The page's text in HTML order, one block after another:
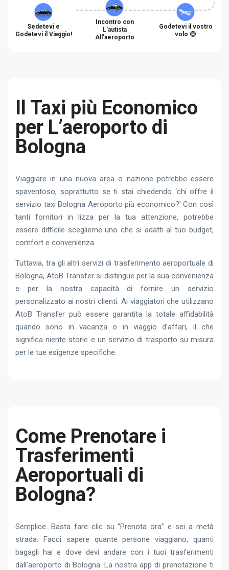
Sedetevi e
Godetevi il Viaggio!
Incontro con
L'autista
All'aeroporto
Godetevi il vostro
volo 😊
Il Taxi più Economico
per L’aeroporto di
Bologna
Viaggiare in una nuova area o nazione potrebbe essere
spaventoso, soprattutto se ti stai chiedendo ‘chi offre il
servizio taxi Bologna Aeroporto più economico?’ Con così
tanti fornitori in lizza per la tua attenzione, potrebbe
essere difficile sceglierne uno che si adatti al tuo budget,
comfort e convenienza.
Tuttavia, tra gli altri servizi di trasferimento aeroportuale di
Bologna, AtoB Transfer si distingue per la sua convenienza
e per la nostra capacità di fornire un servizio
personalizzato ai nostri clienti. Ai viaggiatori che utilizzano
AtoB Transfer può essere garantita la totale affidabilità
quando sono in vacanza o in viaggio d’affari, il che
significa niente storie e un servizio di trasporto su misura
per le tue esigenze specifiche.
Come Prenotare i
Trasferimenti
Aeroportuali di
Bologna?
Semplice. Basta fare clic su “Prenota ora” e sei a metà
strada. Facci sapere quante persone viaggiano, quanti
bagagli hai e dove devi andare con i tuoi trasferimenti
dall’aeroporto di Bologna. La nostra app di prenotazione ti